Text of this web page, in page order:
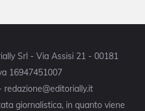
Srl - Via Assisi 21 - 00181
16947451007
redazione@editorially.it
giornalistica, in quanto viene